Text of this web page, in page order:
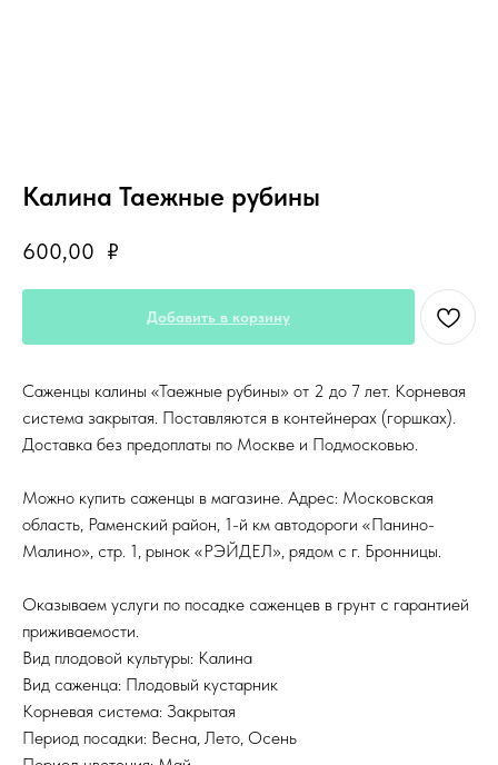
Калина Таежные рубины
600,00 ₽
Добавить в корзину
Саженцы калины «Таежные рубины» от 2 до 7 лет. Корневая
система закрытая. Поставляются в контейнерах (горшках).
Доставка без предоплаты по Москве и Подмосковью.
Можно купить саженцы в магазине. Адрес: Московская
область, Раменский район, 1-й км автодороги «Панино-
Малино», стр. 1, рынок «РЭЙДЕЛ», рядом с г. Бронницы.
Оказываем услуги по посадке саженцев в грунт с гарантией
приживаемости.
Вид плодовой культуры: Калина
Вид саженца: Плодовый кустарник
Корневая система: Закрытая
Период посадки: Весна, Лето, Осень